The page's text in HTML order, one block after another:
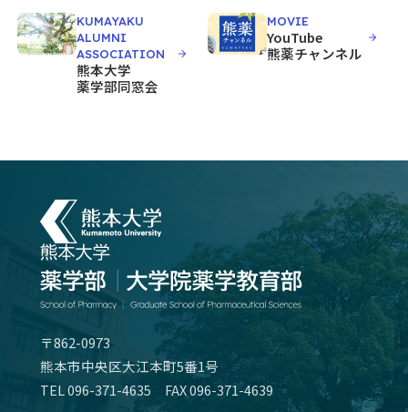
KUMAYAKU
ALUMNI
ASSOCIATION
熊本大学
薬学部同窓会
MOVIE
YouTube
熊薬チャンネル
〒862-0973
熊本市中央区大江本町5番1号
TEL096-371-4635 FAX 096-371-4639